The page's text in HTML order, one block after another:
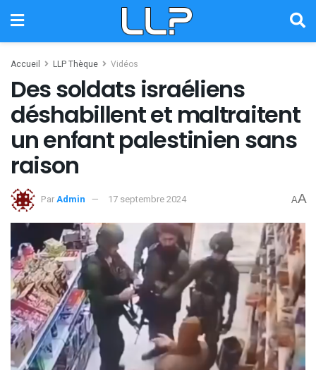
Accueil LLP Thèque Vidéos
Des soldats israéliens
déshabillent et maltraitent
un enfant palestinien sans
raison
ParAdmin 17 septembre 2024 AA